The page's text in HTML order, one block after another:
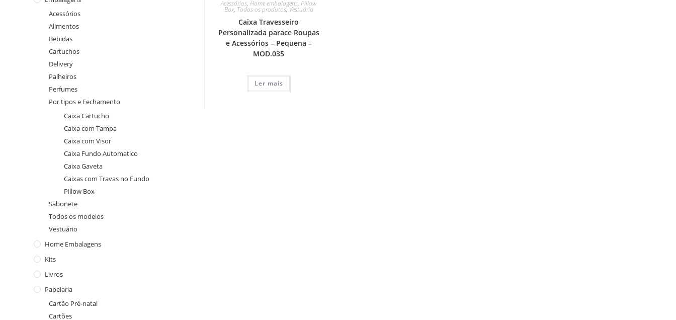
Acessórios,Home embalagens,Pillow
Box, Todos os produtos,Vestuário
Caixa Travesseiro
Personalizada parace Roupas
e Acessórios – Pequena –
MOD.035
Ler mais
Acessórios
Alimentos
Bebidas
Cartuchos
Delivery
Palheiros
Perfumes
Por tipos e Fechamento
Caixa Cartucho
Caixa com Tampa
Caixa com Visor
Caixa Fundo Automatico
Caixa Gaveta
Caixas com Travas no Fundo
Pillow Box
Sabonete
Todos os modelos
Vestuário
Home Embalagens
Kits
Livros
Papelaria
Cartão Pré-natal
Cartões